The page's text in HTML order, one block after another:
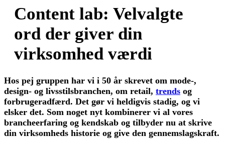
Content lab: Velvalgte
ord der giver din
virksomhed værdi
Hos pej gruppen har vi i 50 år skrevet om mode-,
design- og livsstilsbranchen, om retail, trends og
forbrugeradfærd. Det gør vi heldigvis stadig, og vi
elsker det. Som noget nyt kombinerer vi al vores
brancheerfaring og kendskab og tilbyder nu at skrive
din virksomheds historie og give den gennemslagskraft.